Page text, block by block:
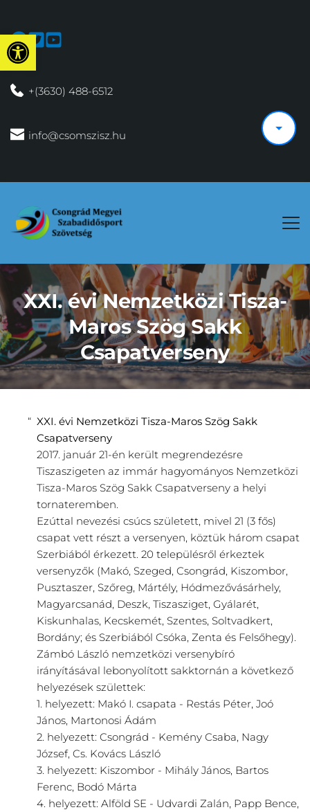
Eszköztár megnyitása
+(3630) 488-6512
info@csomszisz.hu
XXI. évi Nemzetközi Tisza-
Maros Szög Sakk
Csapatverseny
XXI. évi Nemzetközi Tisza-Maros Szög Sakk
Csapatverseny
2017. január 21-én került megrendezésre
Tiszaszigeten az immár hagyományos Nemzetközi
Tisza-Maros Szög Sakk Csapatverseny a helyi
tornateremben.
Ezúttal nevezési csúcs született, mivel 21 (3 fős)
csapat vett részt a versenyen, köztük három csapat
Szerbiából érkezett. 20 településről érkeztek
versenyzők (Makó, Szeged, Csongrád, Kiszombor,
Pusztaszer, Szőreg, Mártély, Hódmezővásárhely,
Magyarcsanád, Deszk, Tiszasziget, Gyálarét,
Kiskunhalas, Kecskemét, Szentes, Soltvadkert,
Bordány; és Szerbiából Csóka, Zenta és Felsőhegy).
Zámbó László nemzetközi versenybíró
irányításával lebonyolított sakktornán a következő
helyezések születtek:
1. helyezett: Makó I. csapata - Restás Péter, Joó
János, Martonosi Ádám
2. helyezett: Csongrád - Kemény Csaba, Nagy
József, Cs. Kovács László
3. helyezett: Kiszombor - Mihály János, Bartos
Ferenc, Bodó Márta
4. helyezett: Alföld SE - Udvardi Zalán, Papp Bence,